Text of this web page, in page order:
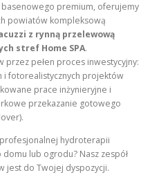
premium, oferujemy
powiatów kompleksową
z rynną przelewową
stref Home SPA.
pełen proces inwestycyjny:
i fotorealistycznych projektów
prace inżynieryjne i
przekazanie gotowego
hydroterapii
lub ogrodu? Nasz zespół
jest do Twojej dyspozycji.